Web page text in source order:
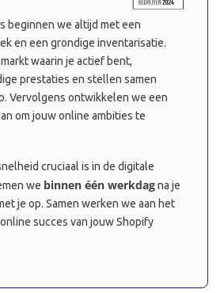
beginnen we altijd met een
en een grondige inventarisatie.
waarin je actief bent,
prestaties en stellen samen
Vervolgens ontwikkelen we een
om jouw online ambities te
cruciaal is in de digitale
we binnen één werkdagna je
je op. Samen werken we aan het
succes van jouw Shopify